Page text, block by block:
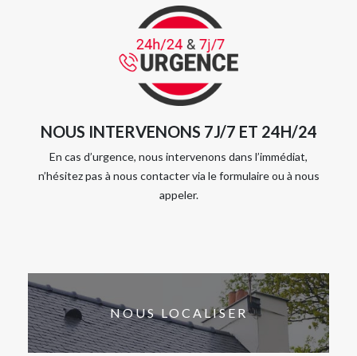
NOUS INTERVENONS 7J/7 ET 24H/24
En cas d’urgence, nous intervenons dans l’immédiat,
n’hésitez pas à nous contacter via le formulaire ou à nous
appeler.
NOUS LOCALISER